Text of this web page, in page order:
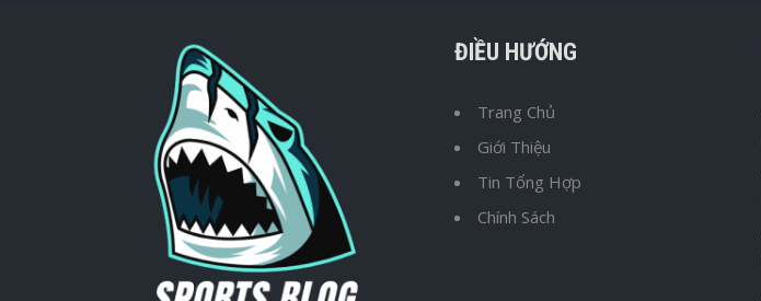
ĐIỀU HƯỚNG
Trang Chủ
Giới Thiệu
Tin Tổng Hợp
Chính Sách